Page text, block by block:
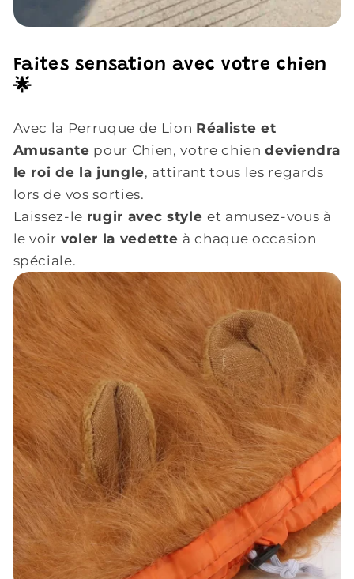
Faites sensation avec votre chien
🌟
Avec la Perruque de Lion Réaliste et
Amusante pour Chien, votre chiendeviendra
le roi de la jungle, attirant tous les regards
lors de vos sorties.
Laissez-le rugir avec style et amusez-vous à
le voir voler la vedette à chaque occasion
spéciale.